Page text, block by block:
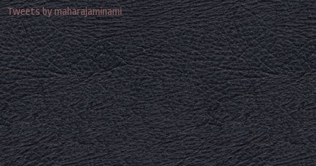
Tweets by maharajaminami